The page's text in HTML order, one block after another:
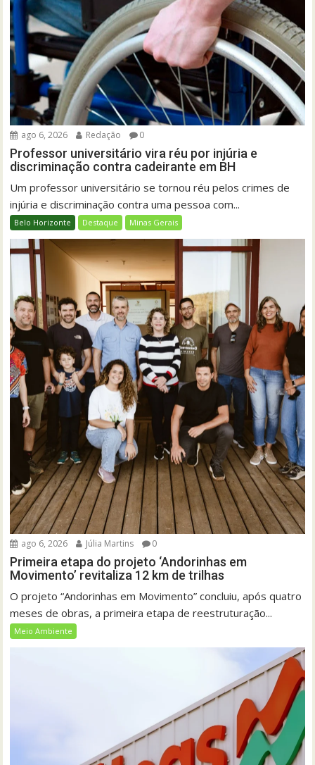
ago 6, 2026 Redação 0
Professor universitário vira réu por injúria e
discriminação contra cadeirante em BH
Um professor universitário se tornou réu pelos crimes de
injúria e discriminação contra uma pessoa com...
Belo Horizonte Destaque Minas Gerais
ago 6, 2026 Júlia Martins 0
Primeira etapa do projeto ‘Andorinhas em
Movimento’ revitaliza 12 km de trilhas
O projeto “Andorinhas em Movimento” concluiu, após quatro
meses de obras, a primeira etapa de reestruturação...
Meio Ambiente